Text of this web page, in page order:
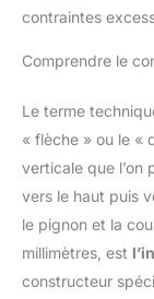
contraintes
Comprendre le
Le terme
« flèche » ou le «
verticale que l’on
vers le haut puis
le pignon et la
millimètres, est
constructeur